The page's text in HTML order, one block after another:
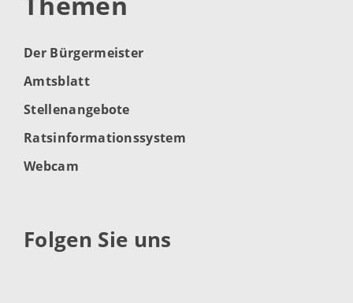
Der Bürgermeister
Amtsblatt
Stellenangebote
Ratsinformationssystem
Webcam
Folgen Sie uns